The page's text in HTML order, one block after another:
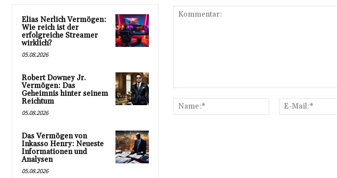
Elias Nerlich Vermögen:
Wie reich ist der
erfolgreiche Streamer
wirklich?
05.08.2026
Robert Downey Jr.
Vermögen: Das
Geheimnis hinter seinem
Reichtum
05.08.2026
Das Vermögen von
Inkasso Henry: Neueste
Informationen und
Analysen
05.08.2026
Name:*